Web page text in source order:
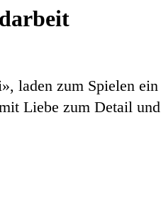
laden zum Spielen
Liebe zum Detail